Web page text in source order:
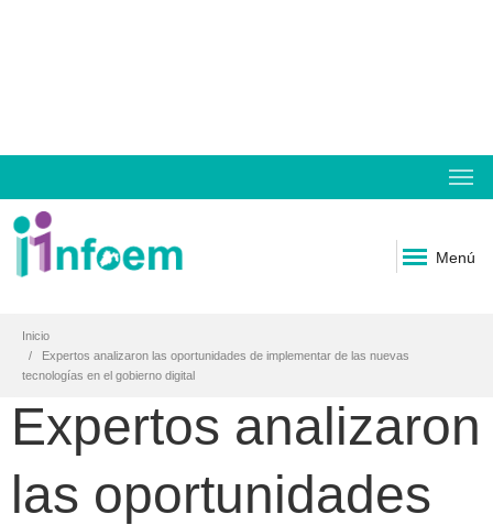
Menú
Inicio
Expertos analizaron las oportunidades de implementar de las nuevas
tecnologías en el gobierno digital
Expertos analizaron
las oportunidades